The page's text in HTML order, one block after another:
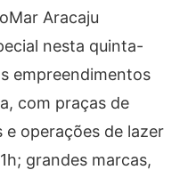
Aracaju
nesta quinta-
empreendimentos
com praças de
operações de lazer
grandes marcas,